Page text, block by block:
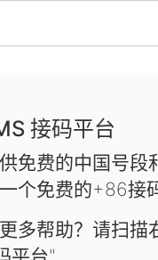
接码平台
免费的中国号段
个免费的+86接
多帮助？请扫描